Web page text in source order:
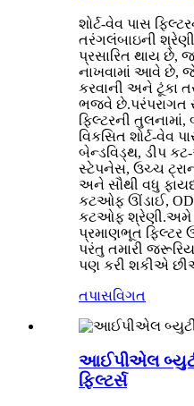
શોર્ટ-વેવ પાસ
તરંગલંબાઇની
પ્રસારિત થાય છે,
નાખવામાં આવે છે,
કરવાની અને ટૂંકા
ભજવે છે.પરંપરાગત
ફિલ્ટરની તુલનામાં,
વિકસિત શોર્ટ-વેવ
બેન્ડવિડ્થ, ડીપ
સ્ટેપનેસ, ઉચ્ચ
અને સૌથી વધુ
કટઓફ ઊંડાઈ,
કટઓફ શ્રેણી.અમે
પ્રમાણભૂત ફિલ્ટર
પરંતુ તમારી
પણ કરી શકીએ
તપાસવિગત
આઈપીએલ
ફિલ્ટર્સ